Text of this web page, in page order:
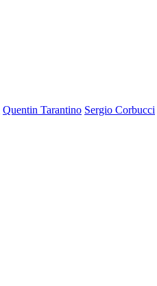
Quentin Tarantino Sergio Corbucci